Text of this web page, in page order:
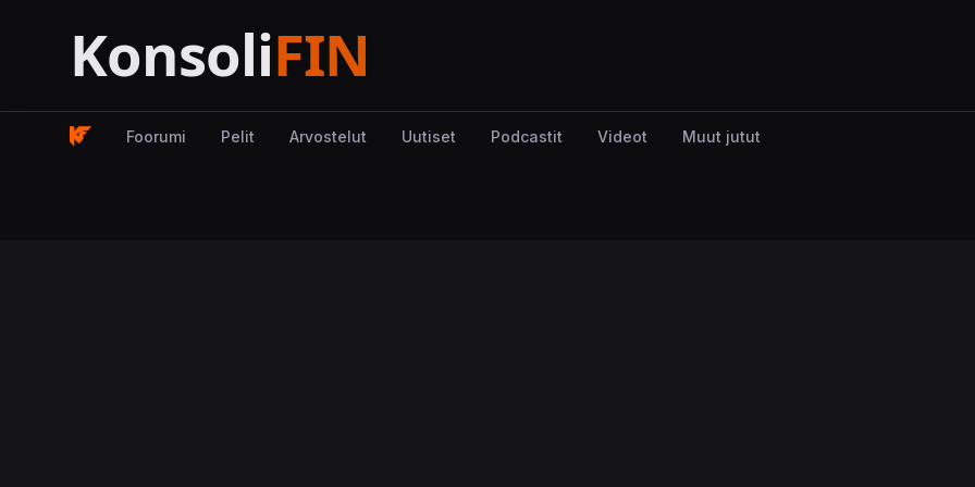
Foorumi Pelit Arvostelut Uutiset Podcastit Videot Muut jutut